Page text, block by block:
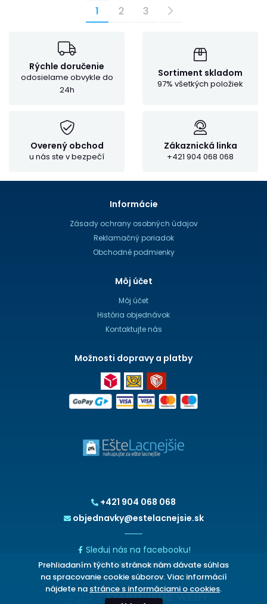
1 2 3
Rýchle doručenie
odosielame obvykle do
24h
Sortiment skladom
97% všetkých položiek
Overený obchod
u nás ste v bezpečí
Zákaznická linka
+421 904 068 068
+421 904 068 068
objednavky@estelacnejsie.sk
Sleduj nás na facebooku!
2026 © EšteLacnejšie.sk
Informácie
Zásady ochrany osobných údajov
Reklamačný poriadok
Obchodné podmienky
Môj účet
Môj účet
História objednávok
Kontaktujte nás
Možnosti dopravy a platby
CHCETE
Prehliadaním týchto stránok nám dávate súhlas
na spracovanie cookie súborov. Viac informácií
nájdete na stránce s informáciami o cookies.